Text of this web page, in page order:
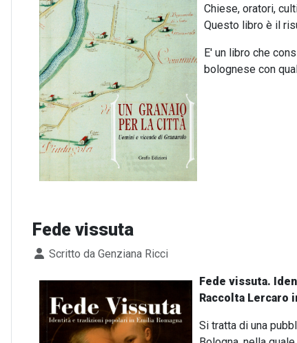
Chiese, oratori,
Questo libro è il
E' un libro che
bolognese con
Fede vissuta
Dettagli
Scritto da Genziana Ricci
Fede vissuta.
Raccolta Lercaro
Si tratta di una